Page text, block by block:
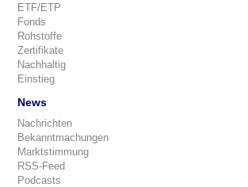
ETF/ETP
Fonds
Rohstoffe
Zertifikate
Nachhaltig
Einstieg
News
Nachrichten
Bekanntmachungen
Marktstimmung
RSS-Feed
Podcasts